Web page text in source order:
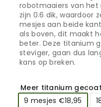
robotmaaiers van het
zijn 0.6 dik, waardoor
mesjes aan beide
als boven, dit maakt
beter. Deze titanium
steviger, gaan dus
kans op breken.
Meer titanium
9 mesjes €18,95